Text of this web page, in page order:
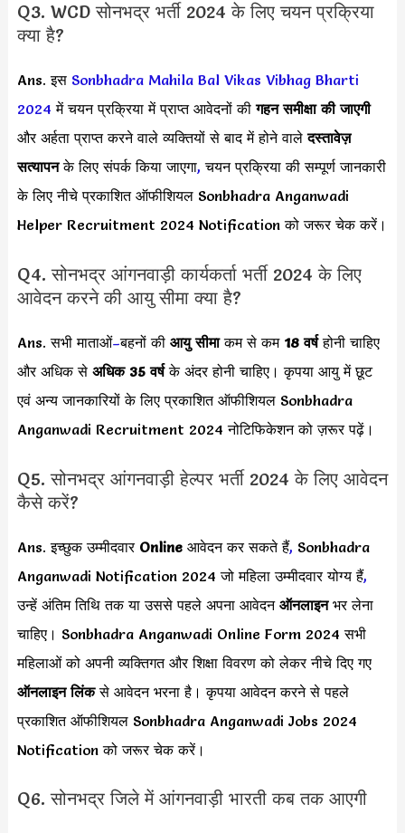
Q3. WCD सोनभद्र भर्ती 2024 के लिए चयन प्रक्रिया
क्या है?
Ans. इस Sonbhadra Mahila Bal Vikas Vibhag Bharti
2024 में चयन प्रक्रिया में प्राप्त आवेदनों कीगहन समीक्षा की जाएगी
और अर्हता प्राप्त करने वाले व्यक्तियों से बाद में होने वालेदस्तावेज़
सत्यापनके लिए संपर्क किया जाएगा,चयन प्रक्रिया की सम्पूर्ण जानकारी
के लिए नीचे प्रकाशित ऑफीशियल Sonbhadra Anganwadi
Helper Recruitment 2024 Notification को जरूर चेक करें।
Q4. सोनभद्र आंगनवाड़ी कार्यकर्ता भर्ती 2024 के लिए
आवेदन करने की आयु सीमा क्या है?
Ans. सभी माताओं–बहनों की आयु सीमाकम से कम 18 वर्षहोनी चाहिए
और अधिक सेअधिक 35 वर्षके अंदर होनी चाहिए। कृपया आयु में छूट
एवं अन्य जानकारियों के लिए प्रकाशित ऑफीशियल Sonbhadra
Anganwadi Recruitment 2024 नोटिफिकेशन को ज़रूर पढ़ें।
Q5. सोनभद्र आंगनवाड़ी हेल्पर भर्ती 2024 के लिए आवेदन
कैसे करें?
Ans. इच्छुक उम्मीदवार Online आवेदन कर सकते हैं, Sonbhadra
Anganwadi Notification 2024 जो महिला उम्मीदवार योग्य हैं,
उन्हें अंतिम तिथि तक या उससे पहले अपना आवेदनऑनलाइनभर लेना
चाहिए। Sonbhadra Anganwadi Online Form 2024 सभी
महिलाओं को अपनी व्यक्तिगत और शिक्षा विवरण को लेकर नीचे दिए गए
ऑनलाइन लिंकसे आवेदन भरना है। कृपया आवेदन करने से पहले
प्रकाशित ऑफीशियल Sonbhadra Anganwadi Jobs 2024
Notification को जरूर चेक करें।
Q6. सोनभद्र जिले में आंगनवाड़ी भारती कब तक आएगी